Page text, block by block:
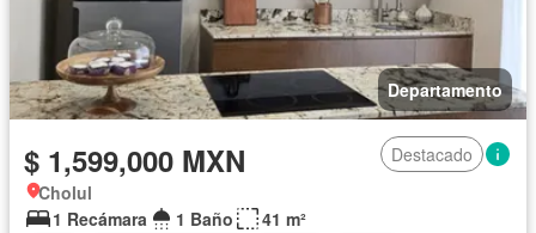
Departamento
$ 1,599,000 MXN
Destacado
Cholul
1 Recámara
1 Baño
41 m²